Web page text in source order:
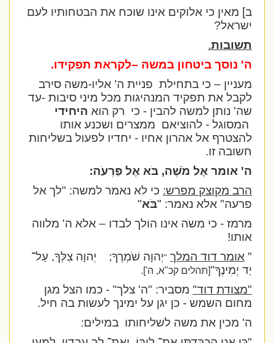
ב] מאין כי אלוקים אינו שוכח את הבטחותיו לעם
ישראל?
תשובות.
ה' נוסך ביטחון במשה –לקראת תפקידו.
מעניין – כי בתחילת פניית ה' אליו-משה סירב
לקבל את תפקיד המנהיגות מכל מיני סיבות-עד
שה' נותן למשה להבין - כי
רק הואהיחידי
המסוגל - להוציאם ממצרים ושכנע אותו
להצטרף אל אהרון אחיו - יחדיו לפעול בשליחות
חשובה זו.
ה' אומר אֶל מֹשֶׁה, בֹּא אֶל פַּרְעֹה:
הרב מקוצק מפרש:כי לא נאמר למשה: "לך אל
פרעה" אלא נאמר: "בֹּא"
מרמז - כי משה אינו הולך לבדו – אלא ה' מלווה
אותו!
אומר דוד המלך "יְהוָה שֹׁמְרֶךָ;
יְהוָה צִלְּךָ, עַל־
יַד יְמִינֶךָ"[תהלים קכ"א, ה'].
"מצודת דוד"מסביר:"ה' צלך" - כמו הצל מגן
מחום השמש - כן יגן על ימינך לעשות בה חיל.
ה' מכין את משה לשליחותו במילים: